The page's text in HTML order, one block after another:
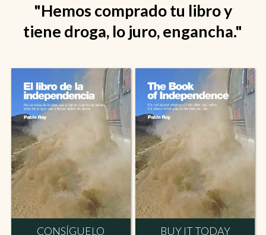
"Hemos comprado tu libro y
tiene droga, lo juro, engancha."
CONSÍGUELO BUY IT TODAY